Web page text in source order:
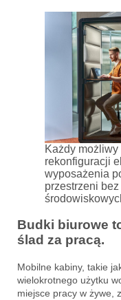
Każdy
rekonfiguracji
wyposażenia
przestrzeni
Budki biurowe
ślad za pracą.
Mobilne kabiny, takie
wielokrotnego użytku
miejsce pracy w żywe,